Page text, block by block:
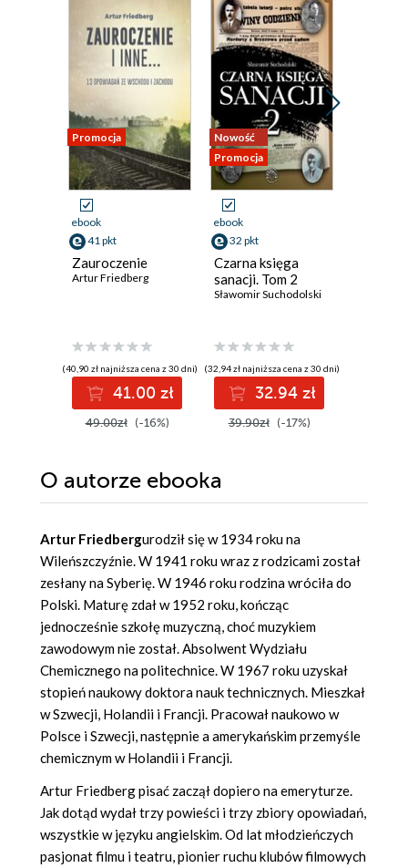
Promocja
ebook
41 pkt
Zauroczenie
Artur Friedberg
(40,90 zł najniższa cena z 30 dni)
41.00 zł
49.00zł (-16%)
Nowość
Promocja
ebook
32 pkt
Czarna księga
sanacji. Tom 2
Sławomir Suchodolski
(32,94 zł najniższa cena z 30 dni)
32.94 zł
39.90zł (-17%)
O autorze ebooka
Artur Friedbergurodził się w 1934 roku na
Wileńszczyźnie. W 1941 roku wraz z rodzicami został
zesłany na Syberię. W 1946 roku rodzina wróciła do
Polski. Maturę zdał w 1952 roku, kończąc
jednocześnie szkołę muzyczną, choć muzykiem
zawodowym nie został. Absolwent Wydziału
Chemicznego na politechnice. W 1967 roku uzyskał
stopień naukowy doktora nauk technicznych. Mieszkał
w Szwecji, Holandii i Francji. Pracował naukowo w
Polsce i Szwecji, następnie a amerykańskim przemyśle
chemicznym w Holandii i Francji.
Artur Friedberg pisać zaczął dopiero na emeryturze.
Jak dotąd wydał trzy powieści i trzy zbiory opowiadań,
wszystkie w języku angielskim. Od lat młodzieńczych
pasjonat filmu i teatru, pionier ruchu klubów filmowych